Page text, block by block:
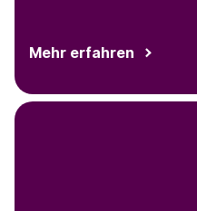
Parkvorgänge und
Mehr erfahren